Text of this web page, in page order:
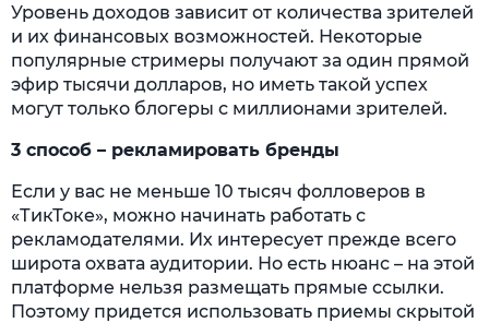
Уровень доходов зависит от количества зрителей
и их финансовых возможностей. Некоторые
популярные стримеры получают за один прямой
эфир тысячи долларов, но иметь такой успех
могут только блогеры с миллионами зрителей.
3 способ – рекламировать бренды
Если у вас не меньше 10 тысяч фолловеров в
«ТикТоке», можно начинать работать с
рекламодателями. Их интересует прежде всего
широта охвата аудитории. Но есть нюанс – на этой
платформе нельзя размещать прямые ссылки.
Поэтому придется использовать приемы скрытой